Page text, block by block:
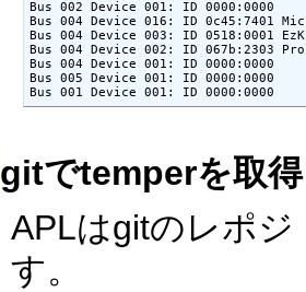
Bus 002 Device 001: ID 0000:0000
Bus 004 Device 016: ID 0c45:7401
Bus 004 Device 003: ID 0518:0001
Bus 004 Device 002: ID 067b:2303
Bus 004 Device 001: ID 0000:0000
Bus 005 Device 001: ID 0000:0000
gitでtemperを取
APLはgitのレポ
す。